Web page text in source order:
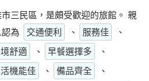
三民區，是頗受歡迎的旅館。 親
為
交通便利 、 服務佳
、
舒適 、 早餐選擇多
、
機能佳 、 備品齊全
、